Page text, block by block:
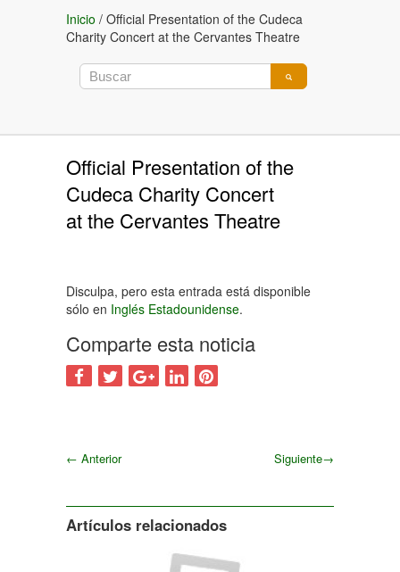
Inicio / Official Presentation of the Cudeca
Charity Concert at the Cervantes Theatre
Official Presentation of the
Cudeca Charity Concert
at the Cervantes Theatre
Disculpa, pero esta entrada está disponible
sólo en Inglés Estadounidense.
Comparte esta noticia
← Anterior Siguiente→
Artículos relacionados